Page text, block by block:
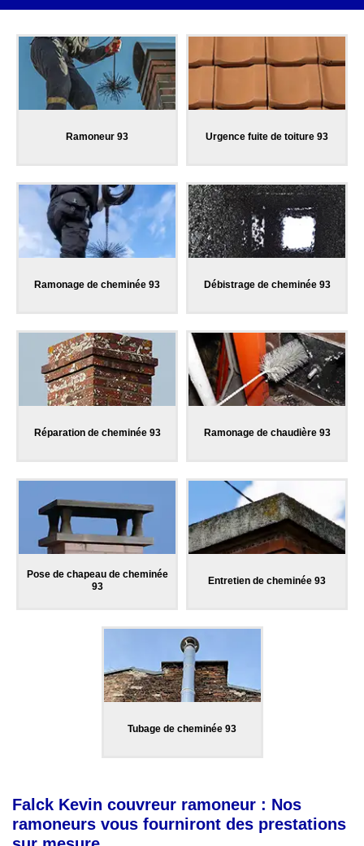
Ramoneur 93 Urgence fuite de toiture 93
Ramonage de cheminée 93 Débistrage de cheminée 93
Réparation de cheminée 93 Ramonage de chaudière 93
Pose de chapeau de cheminée
93
Entretien de cheminée 93
Tubage de cheminée 93
Falck Kevin couvreur ramoneur : Nos
ramoneurs vous fourniront des prestations